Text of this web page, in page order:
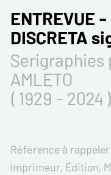
ENTREVUE
DISCRETA
Serigraphies
AMLETO
( 1929 - 2024 )
Référence à
Imprimeur, Edition,